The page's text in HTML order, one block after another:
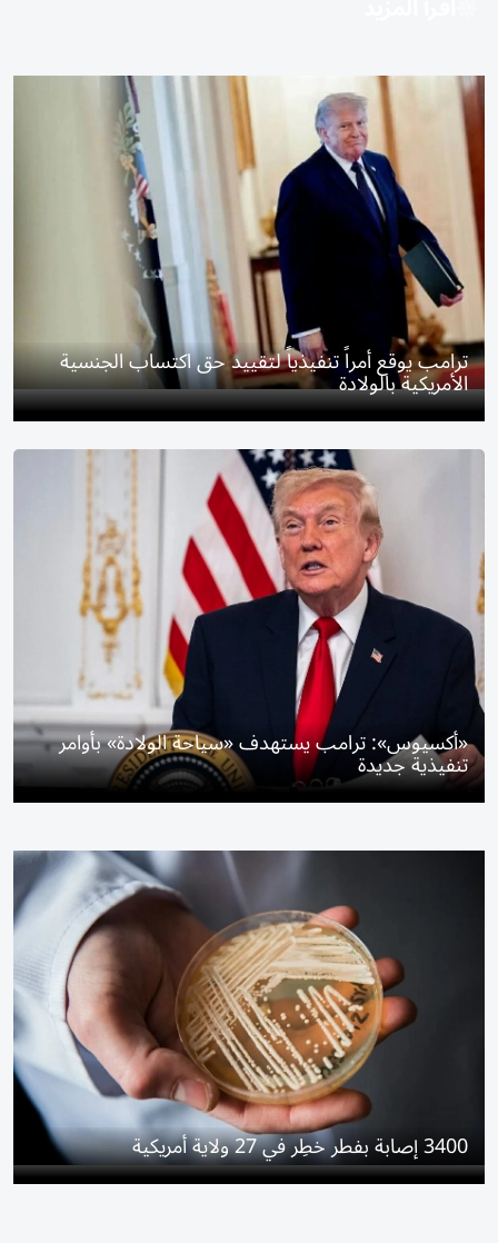
ترامب يوقع أمراً تنفيذياً لتقييد حق اكتساب الجنسية
الأمريكية بالولادة
«أكسيوس»: ترامب يستهدف «سياحة الولادة» بأوامر
تنفيذية جديدة
3400 إصابة بفطر خطِر في 27 ولاية أمريكية